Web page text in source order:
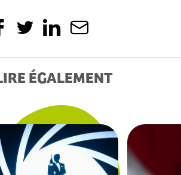
ÉGALEMENT